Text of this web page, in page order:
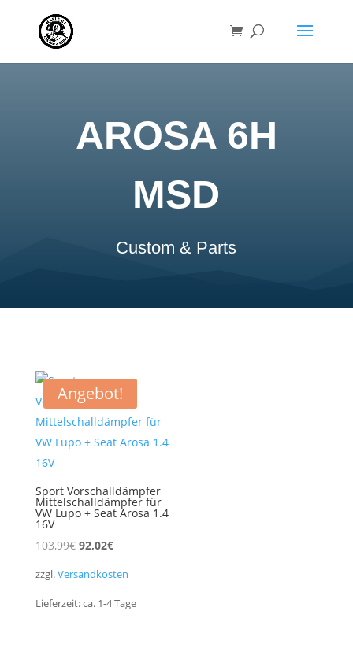
AROSA 6H
MSD
Custom & Parts
Angebot!
Sport Vorschalldämpfer
Mittelschalldämpfer für
VW Lupo + Seat Arosa 1.4
16V
103,99€ Ursprünglicher
103,99€
92,02€Aktueller
92,02€.
zzgl.Versandkosten
Lieferzeit:ca. 1-4Tage